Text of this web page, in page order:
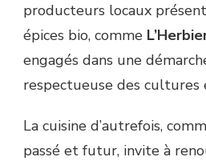
producteurs locaux
épices bio, comme
engagés dans une
respectueuse des cultures
La cuisine d’autrefois,
passé et futur, invite à